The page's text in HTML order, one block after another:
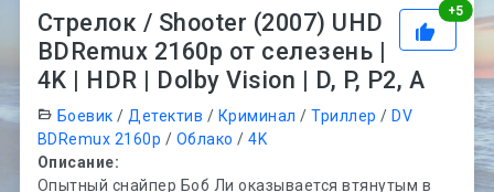
+5
Стрелок / Shooter (2007) UHD
BDRemux 2160p от селезень |
4K | HDR | Dolby Vision | D, P, P2, A
Боевик /Детектив / Криминал /Триллер / DV
BDRemux 2160p / Облако /4K
Описание:
Опытный снайпер Боб Ли оказывается втянутым в